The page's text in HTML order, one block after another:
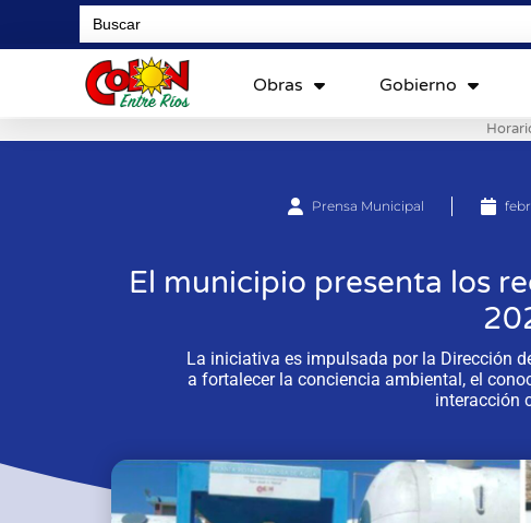
Search
for:
Obras Gobierno
Prensa Municipal
El municipio presenta los
La iniciativa es impulsada por la Dirección
a fortalecer la conciencia ambiental, el
interacción